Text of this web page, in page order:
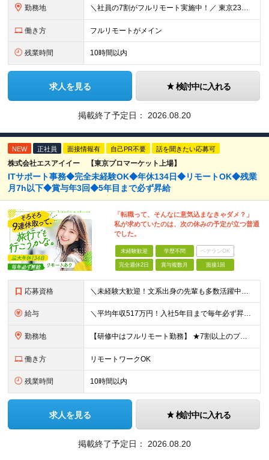
勤務地 ＼社員の7割がフルリモート実施中！／ 東京23区内など1都3県を中心としたプロジェクト先での勤務となります。 ※勤務地は希望を考慮します ≪本社≫ 東京都渋谷区恵比寿南1丁目3番7号 隅越ビル5階
働き方 フルリモートがメイン
残業時間 10時間以内
求人を見る 検討中に入れる
掲載終了予定日： 2026.08.20
NEW 正社員 面接情報有 自己PR不要 話を聞きたい応募可
株式会社エスアイイー 【東京プロマーケット上場】
ITサポート事務◆完全未経験OK◆年休134日◆リモートOK◆残業
月7h以下◆賞与年3回◆5年目まで必ず昇給
「転職って、そんなに意気込まなきゃダメ？」
私が求めていたのは、次の休みの予定が立つ普通
でした。
未経験歓迎 学歴不問 ベテランOK
完全週休2日 賞与複数月 面接1回
応募資格 ＼未経験大歓迎！文系出身の先輩も多数活躍中／ ◆PCスキルに自信のない方も歓迎 ◆完全未経験OK ◆社会人デビューもOK ◆学歴不問 ＊*こんなアナタにオススメです*＊ ◇事務職に興味があるが、給与
給与 ＼平均年収517万円！入社5年目まで毎年必ず昇給／ ■賞与年3回 ■年収800万円以上も可 ■入社3年以上の平均年収469.2万円 月給23万2000円以上＋賞与年3回＋各種手当 ☆入社5年目まで最
勤務地 【研修中はフルリモート勤務】 ★7割以上のプロジェクトでリモートワークを導入 ★一都三県のプロジェクト先 ★転居を伴う転勤なし ＜プロジェクト先＞ 東京・神奈川・千葉・埼玉でのプロジェクト先にて勤務
働き方 リモートワークOK
残業時間 10時間以内
求人を見る 検討中に入れる
掲載終了予定日： 2026.08.20